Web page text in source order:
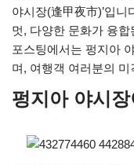
야시장(逢甲夜市)’입
멋, 다양한 문화가 융
포스팅에서는 펑지아
며, 여행객 여러분의
펑지아 야시